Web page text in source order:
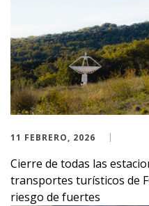
11 FEBRERO, 2026
Cierre de todas las
transportes turísticos de
riesgo de fuertes